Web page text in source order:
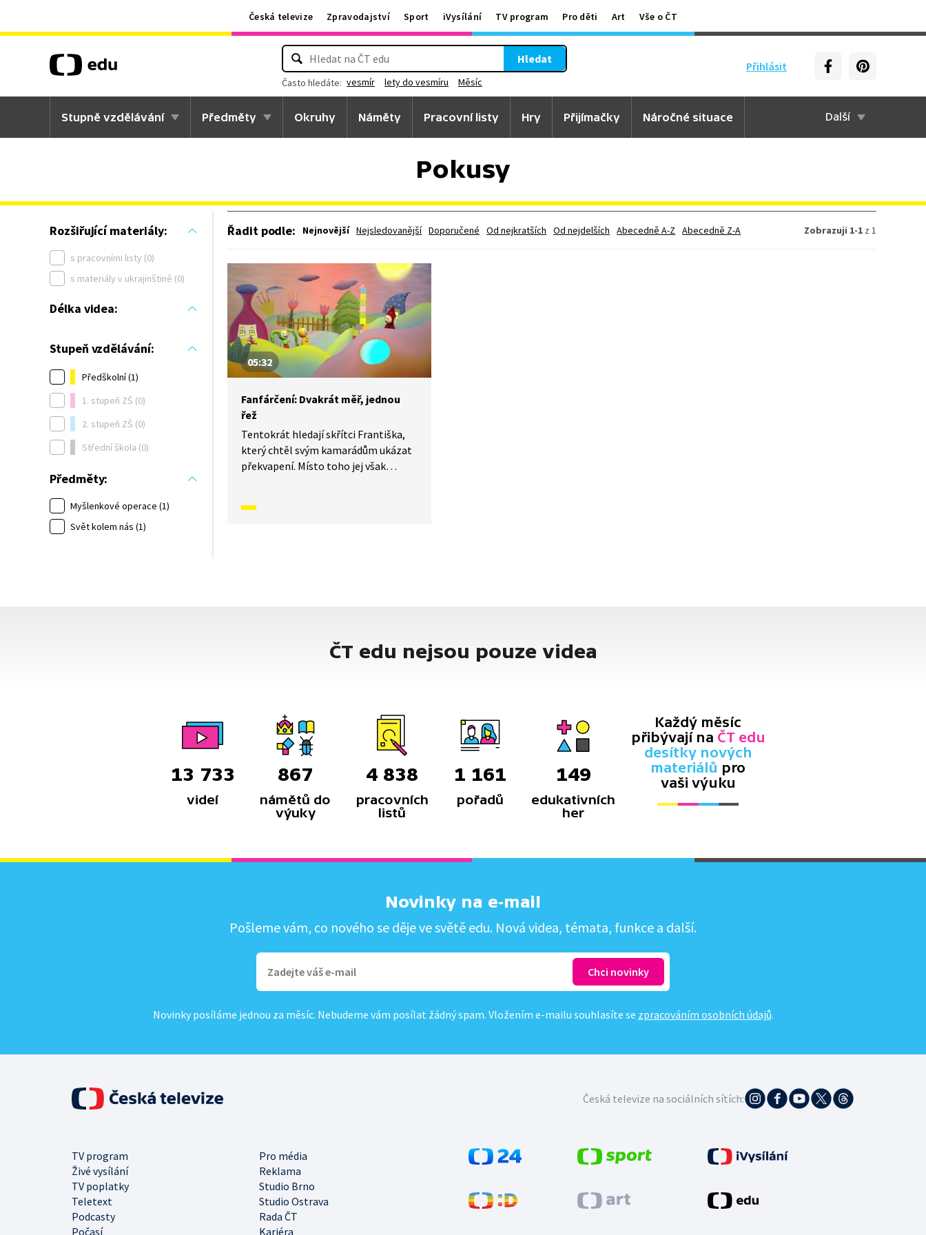
Česká televize Zpravodajství Sport iVysílání TV program Pro děti Art Vše o ČT
Přihlásit
Hledat
Často hledáte: vesmír lety do vesmíru Měsíc
Stupně vzdělávání Předměty Okruhy Náměty Pracovní listy Hry Přijímačky Náročné situace Další
Pokusy
Rozšiřující materiály:
s pracovními listy (0)
s materiály v ukrajinštině (0)
Délka videa:
Stupeň vzdělávání:
Předškolní (1)
1. stupeň ZŠ (0)
2. stupeň ZŠ (0)
Střední škola (0)
Předměty:
Myšlenkové operace (1)
Svět kolem nás (1)
Řadit podle: Nejnovější Nejsledovanější Doporučené Od nejkratších Od nejdelších Abecedně A-Z Abecedně Z-A Zobrazuji 1-1 z 1
05:32
Fanfárčení: Dvakrát měř, jednou
řež
Tentokrát hledají skřítci Františka,
který chtěl svým kamarádům ukázat
překvapení. Místo toho jej však
postavit? Proč Fanynka Františkovi
ČT edu nejsou pouze videa
13 733
videí
867
námětů do
výuky
4 838
pracovních
listů
1 161
pořadů
149
edukativních
her
Každý měsíc
přibývají na ČT edu
desítky nových
materiálů pro
vaši výuku
Novinky na e-mail
Pošleme vám, co nového se děje ve světě edu. Nová videa, témata, funkce a další.
Novinky posíláme jednou za měsíc. Nebudeme vám posílat žádný spam. Vložením e-mailu souhlasíte se zpracováním osobních údajů.